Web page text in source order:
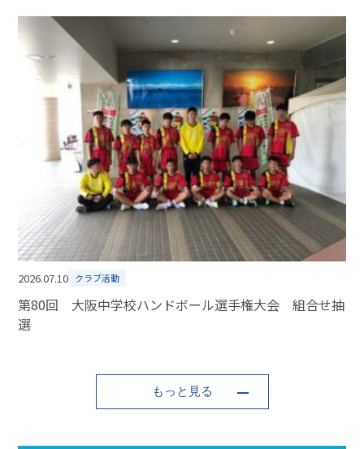
2026.07.10 クラブ活動
第80回 大阪中学校ハンドボール選手権大会 組合せ抽
選
もっと見る